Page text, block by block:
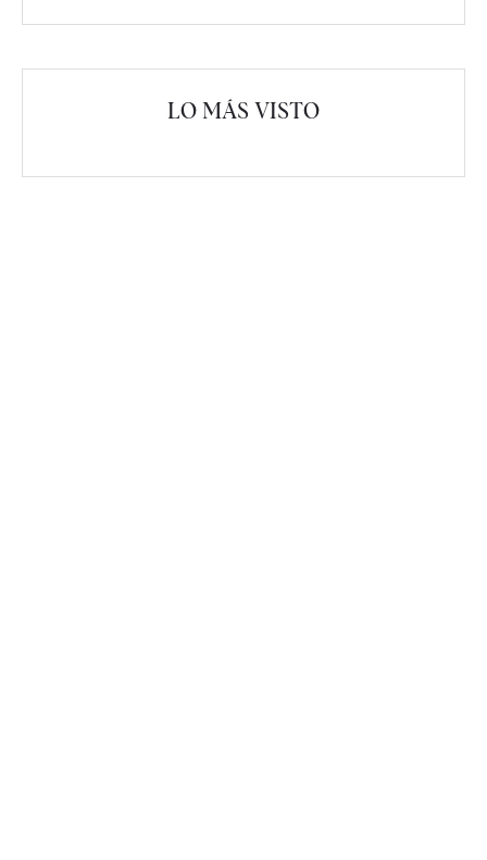
LO MÁS VISTO